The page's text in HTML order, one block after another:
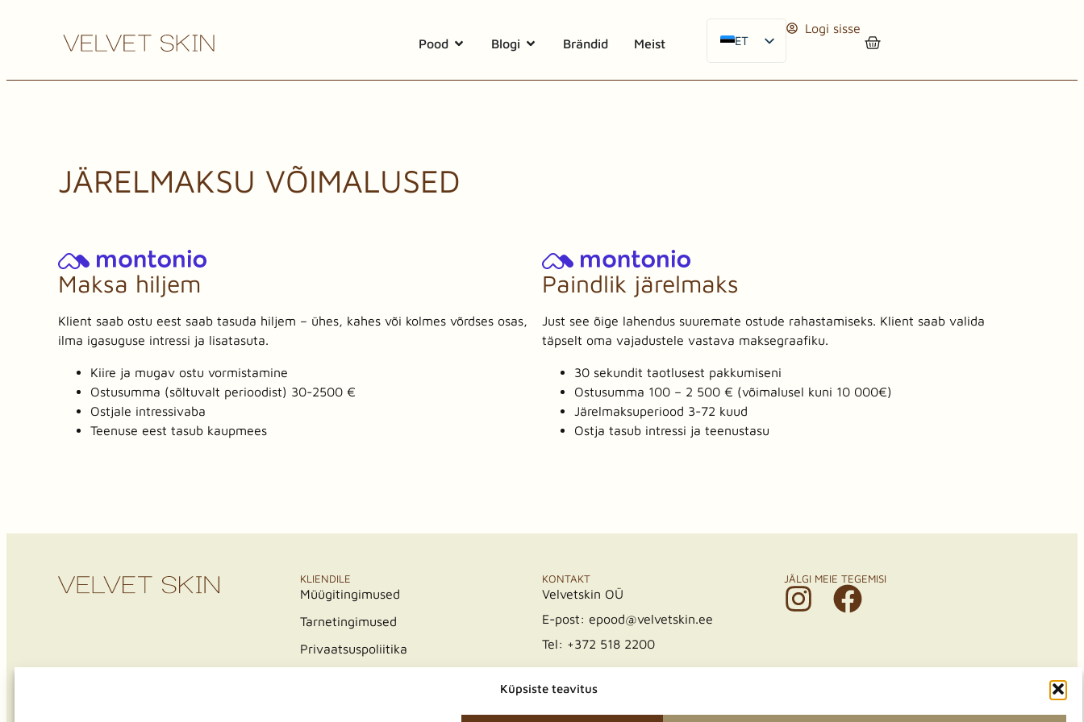
Küpsiste teavitus
Pood Blogi Brändid Meist
ET
EN
Logi sisse
JÄRELMAKSU VÕIMALUSED
Maksa hiljem
Klient saab ostu eest saab tasuda hiljem – ühes, kahes või kolmes võrdses osas,
ilma igasuguse intressi ja lisatasuta.
Kiire ja mugav ostu vormistamine
Ostusumma (sõltuvalt perioodist) 30-2500 €
Ostjale intressivaba
Teenuse eest tasub kaupmees
Paindlik järelmaks
Just see õige lahendus suuremate ostude rahastamiseks. Klient saab valida
täpselt oma vajadustele vastava maksegraafiku.
30 sekundit taotlusest pakkumiseni
Ostusumma 100 – 2 500 € (võimalusel kuni 10 000€)
Järelmaksuperiood 3-72 kuud
Ostja tasub intressi ja teenustasu
KLIENDILE
Müügitingimused
Tarnetingimused
Privaatsuspoliitika
KONTAKT
Velvetskin OÜ
E-post: epood@velvetskin.ee
Tel: +372 518 2200
JÄLGI MEIE TEGEMISI